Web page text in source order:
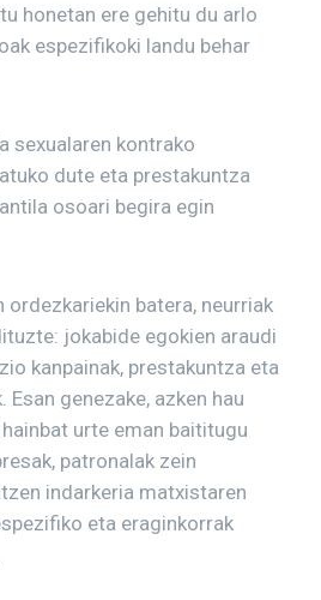
honetan ere gehitu du arlo
espezifikoki landu behar
sexualaren kontrako
dute eta prestakuntza
osoari begira egin
ordezkariekin batera, neurriak
jokabide egokien araudi
kanpainak, prestakuntza eta
genezake, azken hau
urte eman baititugu
patronalak zein
indarkeria matxistaren
eta eraginkorrak